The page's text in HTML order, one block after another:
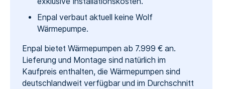
Enpal verbaut aktuell keine Wolf
Wärmepumpe.
Enpal bietet Wärmepumpen ab 7.999 € an.
Lieferung und Montage sind natürlich im
Kaufpreis enthalten, die Wärmepumpen sind
deutschlandweit verfügbar und im Durchschnitt